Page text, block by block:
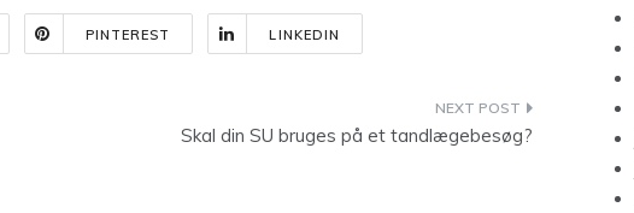
PINTEREST LINKEDIN
Skal din SU bruges på et tandlægebesøg?